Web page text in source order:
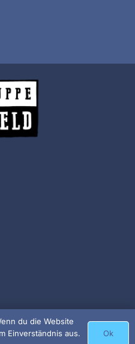
du die Website
Einverständnis aus.
Ok